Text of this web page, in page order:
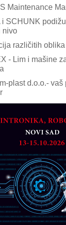
Maintenance
i SCHUNK
nivo
različitih oblika
- Lim i mašine
plast d.o.o.- vaš
asortimanskog
Svetski
u Srbiji
– NEXT-
inteligencijom
MOBILE